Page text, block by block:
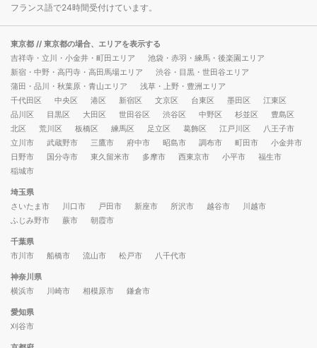
フランス語で24時間受付けています。
東京都 // 東京都の場合、エリアを表示する
吉祥寺・立川・小金井・町田エリア
池袋・赤羽・練馬・後楽園エリア
新宿・中野・高円寺・高田馬場エリア
渋谷・目黒・世田谷エリア
蒲田・品川・秋葉原・青山エリア
浅草・上野・豊洲エリア
千代田区
中央区 港区 新宿区 文京区 台東区 墨田区
江東区
品川区
目黒区 大田区 世田谷区 渋谷区 中野区 杉並区
豊島区
北区
荒川区 板橋区 練馬区 足立区 葛飾区 江戸川区
八王子市
立川市
武蔵野市 三鷹市 府中市 昭島市 調布市 町田市
小金井市
日野市
国分寺市 東久留米市 多摩市 西東京市 小平市
福生市
稲城市
埼玉県
さいたま市
川口市 戸田市 新座市 所沢市 越谷市
川越市
ふじみ野市
蕨市 朝霞市
千葉県
市川市
船橋市 流山市 松戸市 八千代市
神奈川県
横浜市
川崎市 相模原市 鎌倉市
愛知県
刈谷市